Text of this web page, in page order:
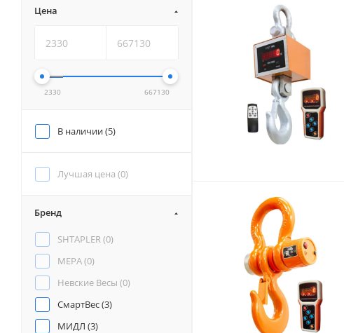
Цена
2330 667130
В наличии (5)
Лучшая цена (0)
Бренд
SHTAPLER (0)
МЕРА (0)
Невские Весы (0)
СмартВес (3)
МИДЛ (3)